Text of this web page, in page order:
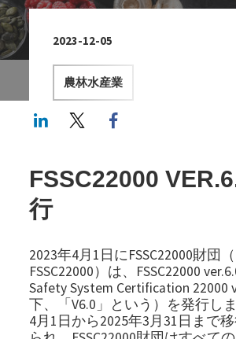
2023-12-05
農林水産業
LinkedInTwitter
FSSC22000
行
2023年4月1日にFSSC22000財団
FSSC22000）は、FSSC22000
Safety System Certification 22000
下、「V6.0」という）を発行し
4月1日から2025年3月31日まで